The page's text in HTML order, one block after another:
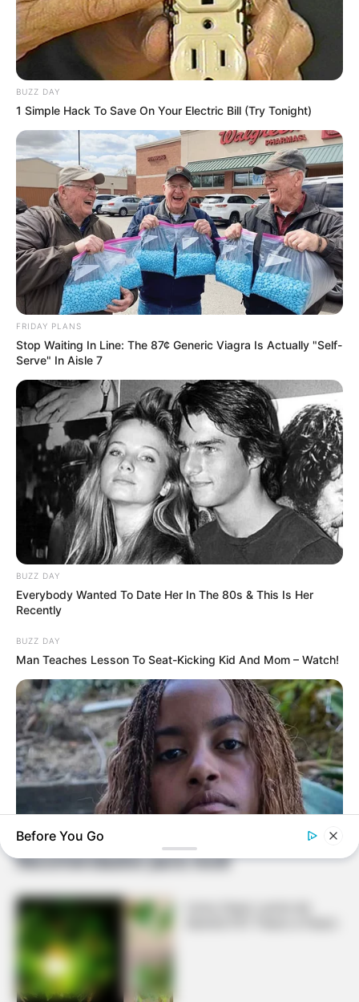
Facebook
Twitter
Pinterest
Share
Mariana Barbosa
Recomendados para você
BUZZ DAY
1 Simple Hack To Save On Your Electric Bill (Try Tonight)
FRIDAY PLANS
Stop Waiting In Line: The 87¢ Generic Viagra Is Actually "Self-
Serve" In Aisle 7
BUZZ DAY
Everybody Wanted To Date Her In The 80s & This Is Her
Recently
BUZZ DAY
Man Teaches Lesson To Seat-Kicking Kid And Mom – Watch!
Malia Obama's Transformation Is A Sight To See
Before You Go